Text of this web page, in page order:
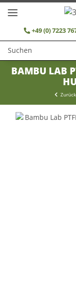
+49 (0) 7223
BAMBU LAB